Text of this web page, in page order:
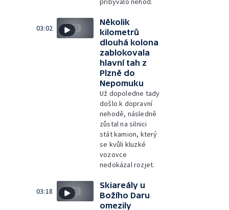
03:02
Několik
kilometrů
dlouhá kolona
zablokovala
hlavní tah z
Plzně do
Nepomuku
Už dopoledne tady
došlo k dopravní
nehodě, následně
zůstal na silnici
stát kamion, který
se kvůli kluzké
vozovce
nedokázal rozjet.
03:18
Skiareály u
Božího Daru
omezily